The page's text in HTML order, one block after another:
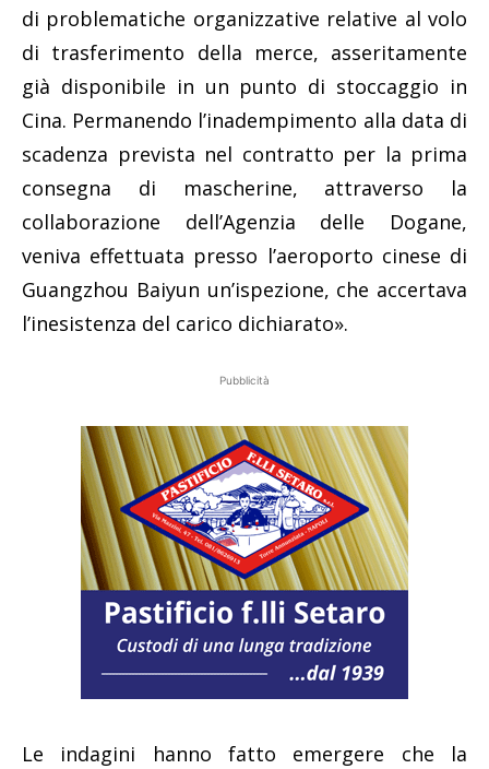
di problematiche organizzative relative al volo
di trasferimento della merce, asseritamente
già disponibile in un punto di stoccaggio in
Cina. Permanendo l’inadempimento alla data di
scadenza prevista nel contratto per la prima
consegna di mascherine, attraverso la
collaborazione dell’Agenzia delle Dogane,
veniva effettuata presso l’aeroporto cinese di
Guangzhou Baiyun un’ispezione, che accertava
l’inesistenza del carico dichiarato».
Pubblicità
Le indagini hanno fatto emergere che la